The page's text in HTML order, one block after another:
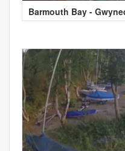
Barmouth Bay -